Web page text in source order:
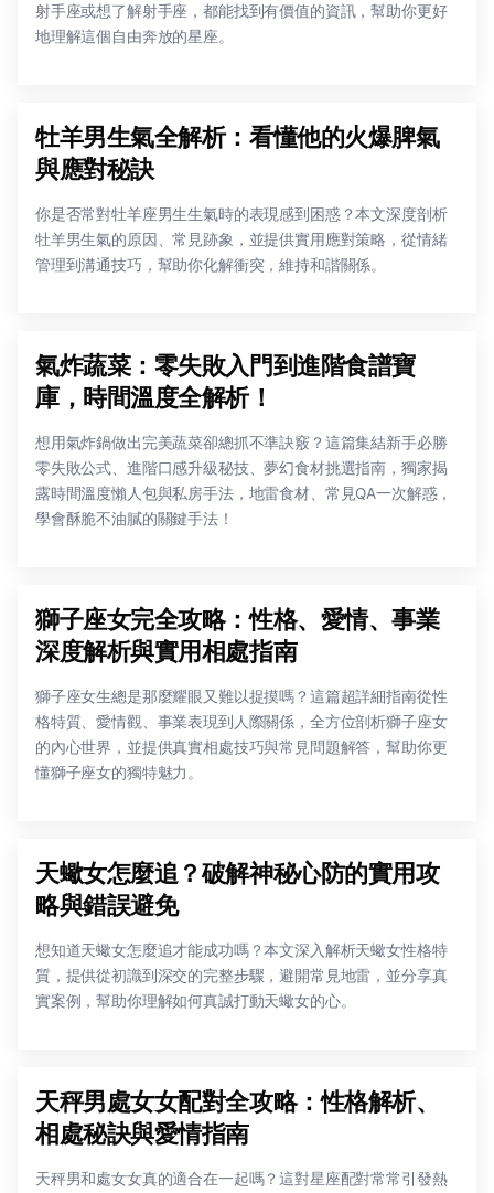
射手座或想了解射手座，都能找到有價值的資訊，幫助你更好
地理解這個自由奔放的星座。
牡羊男生氣全解析：看懂他的火爆脾氣
與應對秘訣
你是否常對牡羊座男生生氣時的表現感到困惑？本文深度剖析
牡羊男生氣的原因、常見跡象，並提供實用應對策略，從情緒
管理到溝通技巧，幫助你化解衝突，維持和諧關係。
氣炸蔬菜：零失敗入門到進階食譜寶
庫，時間溫度全解析！
想用氣炸鍋做出完美蔬菜卻總抓不準訣竅？這篇集結新手必勝
零失敗公式、進階口感升級秘技、夢幻食材挑選指南，獨家揭
露時間溫度懶人包與私房手法，地雷食材、常見QA一次解惑，
學會酥脆不油膩的關鍵手法！
獅子座女完全攻略：性格、愛情、事業
深度解析與實用相處指南
獅子座女生總是那麼耀眼又難以捉摸嗎？這篇超詳細指南從性
格特質、愛情觀、事業表現到人際關係，全方位剖析獅子座女
的內心世界，並提供真實相處技巧與常見問題解答，幫助你更
懂獅子座女的獨特魅力。
天蠍女怎麼追？破解神秘心防的實用攻
略與錯誤避免
想知道天蠍女怎麼追才能成功嗎？本文深入解析天蠍女性格特
質，提供從初識到深交的完整步驟，避開常見地雷，並分享真
實案例，幫助你理解如何真誠打動天蠍女的心。
天秤男處女女配對全攻略：性格解析、
相處秘訣與愛情指南
天秤男和處女女真的適合在一起嗎？這對星座配對常常引發熱